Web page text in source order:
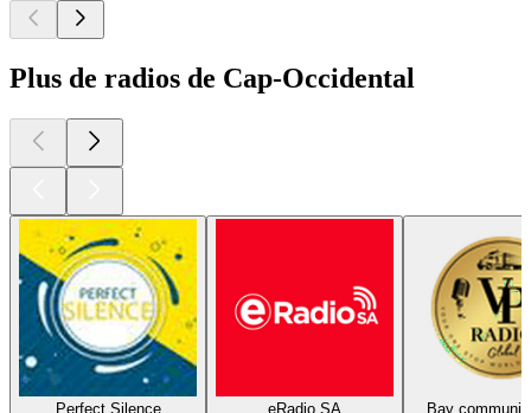
Plus de radios de Cap-Occidental
Perfect Silence
eRadio SA
Bay